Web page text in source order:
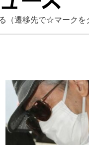
（遷移先で☆マークを